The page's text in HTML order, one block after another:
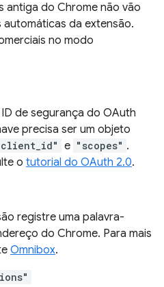
antiga do Chrome não vão
da extensão.
no modo
de segurança do OAuth
precisa ser um objeto
e "scopes" .
o tutorial do OAuth 2.0.
registre uma palavra-
do Chrome. Para mais
Omnibox.